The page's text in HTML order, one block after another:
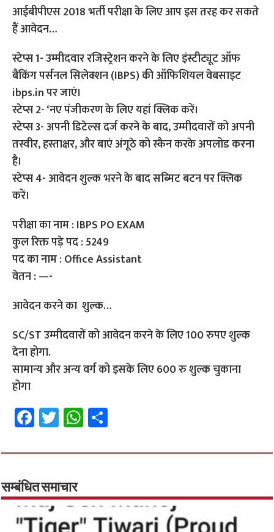
आईबीपीएस 2018 भर्ती परीक्षा के लिए आप इस तरह कर सकते
हैं आवेदन…
स्टेप्स 1- उम्मीदवार रजिस्ट्रेशन करने के लिए इंस्टीट्यूट ऑफ
बैंकिंग पर्सनल सिलेक्शन (IBPS) की ऑफिशियल वेबसाइट
ibps.in पर जाएं।
स्टेप्स 2- ‘नए पंजीकरण के लिए यहां क्लिक करें।
स्टेप्स 3- अपनी डिटेल्स दर्ज करने के बाद, उम्मीदवारों को अपनी
तस्वीर, हस्ताक्षर, और बाएं अंगूठे को स्कैन करके अपलोड करना
है।
स्टेप्स 4- आवेदन शुल्क भरने के बाद सब्मिट बटन पर क्लिक
करें।
परीक्षा का नाम : IBPS PO EXAM
कुल रिक्त पड़े पद : 5249
पद का नाम : Office Assistant
वेतन : —-
आवेदन करने का शुल्क…
SC/ST उम्मीदवारों को आवेदन करने के लिए 100 रुपए शुल्क
देना होगा.
सामान्य और अन्य वर्ग को इसके लिए 600 रु शुल्क चुकाना
होगा
Fa
ce
b
o
o
k
T
wi
tt
er
W
h
at
p
p
ar
सम्बंधित समाचार